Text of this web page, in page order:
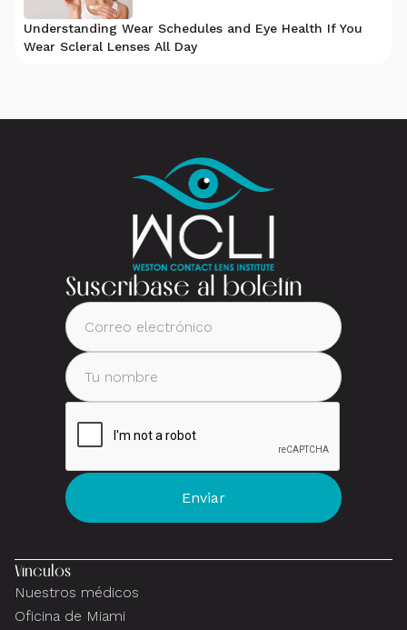
Understanding Wear Schedules and Eye Health If You
Wear Scleral Lenses All Day
Suscríbase al boletín
Vínculos
Nuestros médicos
Oficina de Miami